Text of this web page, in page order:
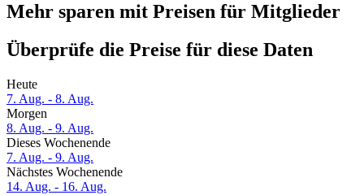
Mehr sparen mit Preisen für Mitglieder
Überprüfe die Preise für diese Daten
Heute
7. Aug. - 8. Aug.
Morgen
8. Aug. - 9. Aug.
Dieses Wochenende
7. Aug. - 9. Aug.
Nächstes Wochenende
14. Aug. - 16. Aug.